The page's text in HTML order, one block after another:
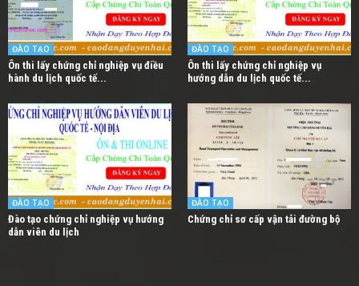
ĐÀO TẠO
Ôn thi lấy chứng chỉ nghiệp vụ điều
hành du lịch quốc tế...
ĐÀO TẠO
Ôn thi lấy chứng chỉ nghiệp vụ
hướng dẫn du lịch quốc tế...
ĐÀO TẠO
Đào tạo chứng chỉ nghiệp vụ hướng
dẫn viên du lịch
ĐÀO TẠO
Chứng chỉ sơ cấp vận tải đường bộ